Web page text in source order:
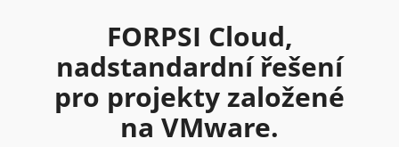
FORPSI Cloud,
nadstandardní řešení
pro projekty založené
na VMware.